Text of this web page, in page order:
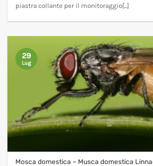
piastra collante per il monitoraggio[...]
Mosca domestica – Musca domestica
29
Lug